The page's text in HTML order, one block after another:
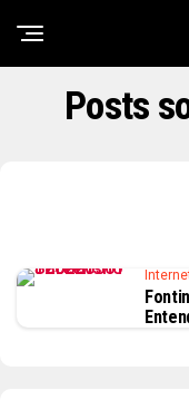
Posts